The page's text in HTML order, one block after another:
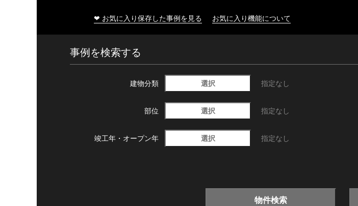
❤ お気に入り保存した事例を見る お気に入り機能について
事例を検索する
建物分類 選択 指定なし
部位 選択 指定なし
竣工年・ オープン年 選択 指定なし
物件検索